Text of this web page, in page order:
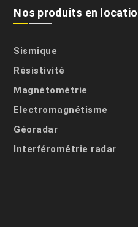
Nos produits en
Sismique
Résistivité
Magnétométrie
Electromagnétisme
Géoradar
Interférométrie radar